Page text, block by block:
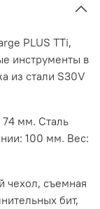
PLUS TTi,
инструменты в
из стали S30V
74 мм. Сталь
100 мм. Вес:
чехол, съемная
бит,